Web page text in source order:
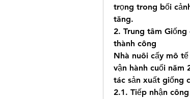
trọng trong bối
tăng.
2. Trung tâm
thành công
Nhà nuôi cấy mô
vận hành cuối năm
tác sản xuất giống
2.1. Tiếp nhận